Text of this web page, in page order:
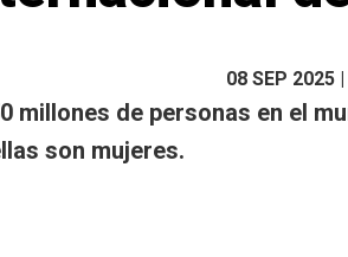
08 SEP 2025
millones de personas en el
son mujeres.